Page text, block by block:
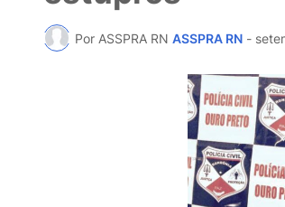
Por ASSPRA RN ASSPRA RN -